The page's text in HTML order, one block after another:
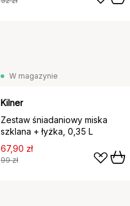
W magazynie
Kilner
Zestaw śniadaniowy miska
szklana + łyżka, 0,35 L
67,90 zł
99 zł